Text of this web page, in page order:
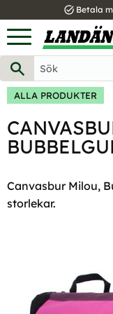
Meny
task_alt Betala
ALLA PRODUKTER
Canvasbur Milou,
storlekar.